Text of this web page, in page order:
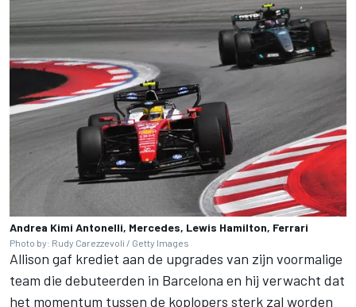
Andrea Kimi Antonelli, Mercedes, Lewis Hamilton, Ferrari
Photo by: Rudy Carezzevoli / Getty Images
Allison gaf krediet aan de upgrades van zijn voormalige
team die debuteerden in Barcelona en hij verwacht dat
het momentum tussen de koplopers sterk zal worden